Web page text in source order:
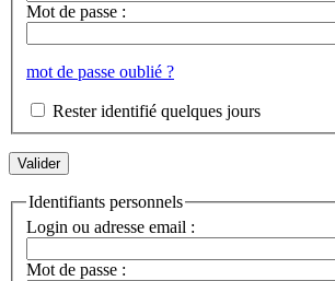
Mot de passe :
mot de passe oublié ?
Rester identifié quelques jours
Identifiants personnels
Login ou adresse email :
Mot de passe :